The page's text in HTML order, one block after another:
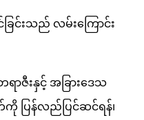
င်းသည် လမ်းကြောင်း
ာဇီးနှင့် အခြားဒေသ
ပြန်လည်ပြင်ဆင်ရန်၊